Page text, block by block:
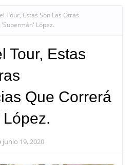
Tour, Estas Son Las Otras
López.
Tour, Estas
Que Correrá
junio 19, 2020